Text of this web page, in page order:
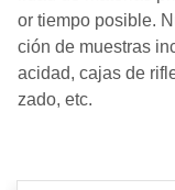
or tiempo posible.
ción de muestras
acidad, cajas de
zado, etc.